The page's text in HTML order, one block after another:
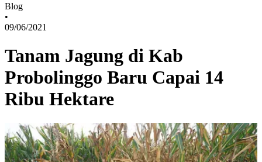
Blog
•
09/06/2021
Tanam Jagung di Kab
Probolinggo Baru Capai 14
Ribu Hektare